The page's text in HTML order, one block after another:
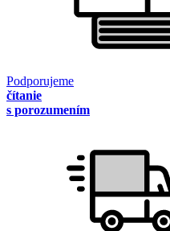
Podporujeme
čítanie
s porozumením